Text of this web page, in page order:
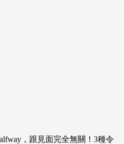
，跟見面完全無關！3種令